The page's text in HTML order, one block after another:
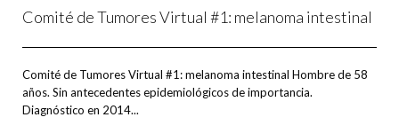
Comité de Tumores Virtual #1: melanoma intestinal
Comité de Tumores Virtual #1: melanoma intestinal Hombre de 58
años. Sin antecedentes epidemiológicos de importancia.
Diagnóstico en 2014...